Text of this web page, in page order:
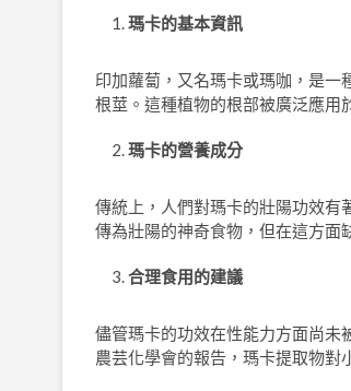
瑪卡的基本資訊
印加蘿蔔，又名瑪卡或瑪咖，是一
根莖。這種植物的根部被廣泛應用
瑪卡的營養成分
傳統上，人們對瑪卡的壯陽功效有
傳為壯陽的神奇食物，但在這方面
合理食用的建議
儘管瑪卡的功效在性能力方面尚未
農芸化學會的報告，瑪卡提取物對